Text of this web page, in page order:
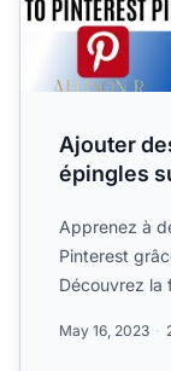
Ajouter
épingles
Apprenez à
Pinterest
Découvrez la
May 16, 2023